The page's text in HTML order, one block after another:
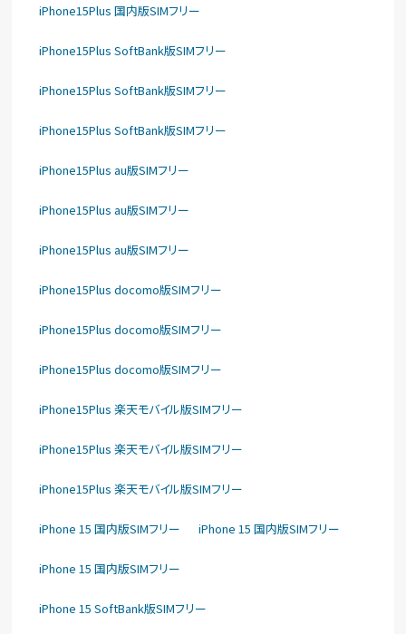
iPhone15Plus 国内版SIMフリー
iPhone15Plus SoftBank版SIMフリー
iPhone15Plus SoftBank版SIMフリー
iPhone15Plus SoftBank版SIMフリー
iPhone15Plus au版SIMフリー
iPhone15Plus au版SIMフリー
iPhone15Plus au版SIMフリー
iPhone15Plus docomo版SIMフリー
iPhone15Plus docomo版SIMフリー
iPhone15Plus docomo版SIMフリー
iPhone15Plus 楽天モバイル版SIMフリー
iPhone15Plus 楽天モバイル版SIMフリー
iPhone15Plus 楽天モバイル版SIMフリー
iPhone 15 国内版SIMフリー iPhone 15 国内版SIMフリー
iPhone 15 国内版SIMフリー
iPhone 15 SoftBank版SIMフリー